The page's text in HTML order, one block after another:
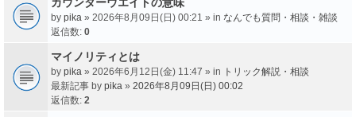
by pika » 2026年8月09日(日) 00:21 » in なんでも質問・相談・雑談
返信数: 0
マイノリティとは
by pika » 2026年6月12日(金) 11:47 » in トリック解説・相談
最新記事 by pika » 2026年8月09日(日) 00:02
返信数: 2